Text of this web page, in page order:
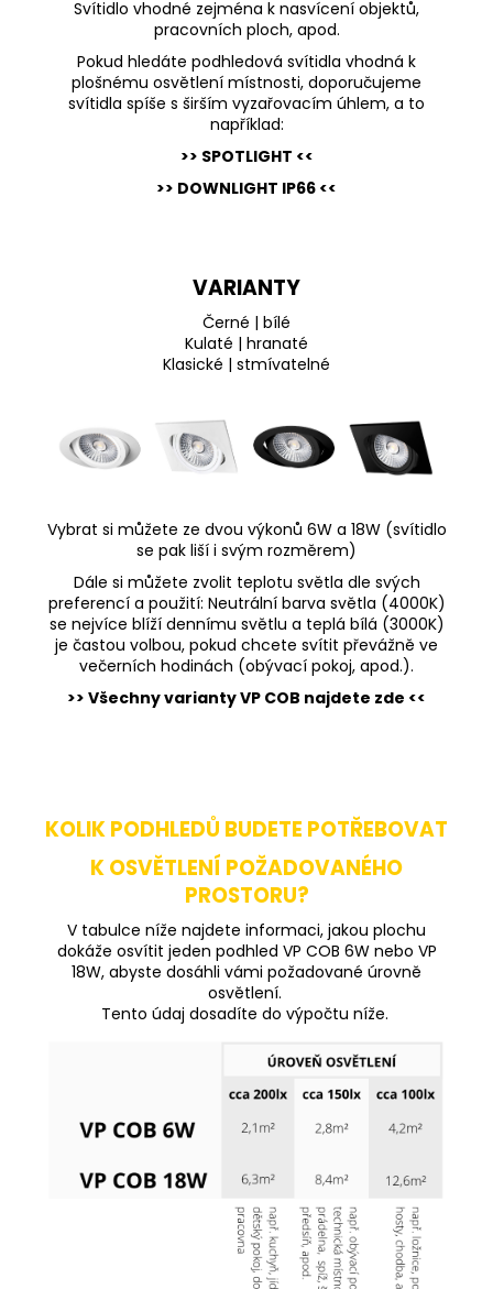
Svítidlo vhodné zejména k nasvícení objektů,
pracovních ploch, apod.
Pokud hledáte podhledová svítidla vhodná k
plošnému osvětlení místnosti, doporučujeme
svítidla spíše s širším vyzařovacím úhlem, a to
například:
>> SPOTLIGHT <<
>> DOWNLIGHT IP66 <<
VARIANTY
Černé | bílé
Kulaté | hranaté
Klasické | stmívatelné
Vybrat si můžete ze dvou výkonů 6W a 18W (svítidlo
se pak liší i svým rozměrem)
Dále si můžete zvolit teplotu světla dle svých
preferencí a použití: Neutrální barva světla (4000K)
se nejvíce blíží dennímu světlu a teplá bílá (3000K)
je častou volbou, pokud chcete svítit převážně ve
večerních hodinách (obývací pokoj, apod.).
>> Všechny varianty VP COB najdete zde <<
KOLIK PODHLEDŮ BUDETE POTŘEBOVAT
K OSVĚTLENÍ POŽADOVANÉHO
PROSTORU?
V tabulce níže najdete informaci, jakou plochu
dokáže osvítit jeden podhled VP COB 6W nebo VP
18W, abyste dosáhli vámi požadované úrovně
osvětlení.
Tento údaj dosadíte do výpočtu níže.